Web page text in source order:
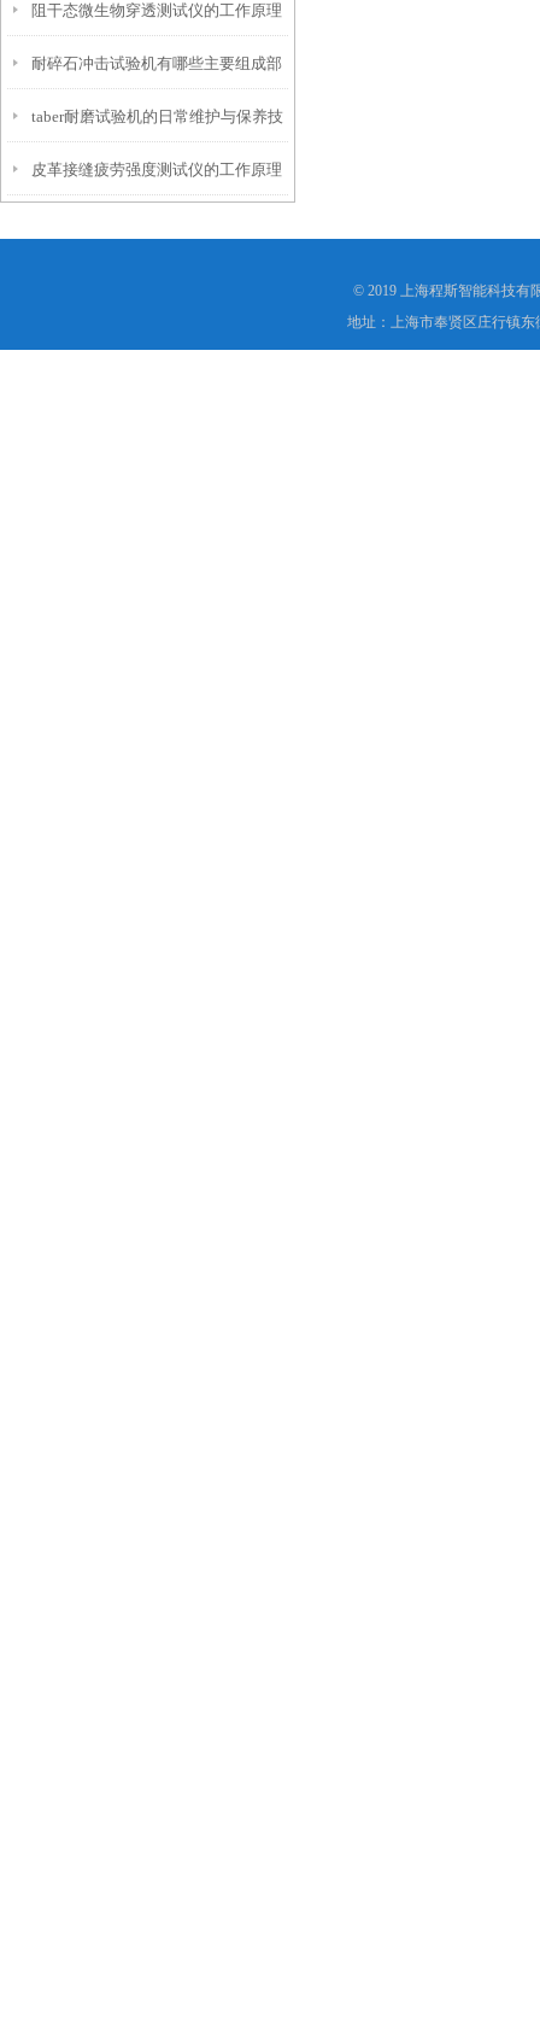
仪
阻干态微生物穿透测试仪的工作原理
解析
耐碎石冲击试验机有哪些主要组成部
分？
taber耐磨试验机的日常维护与保养技
巧
皮革接缝疲劳强度测试仪的工作原理
© 2019 上海程斯智能科技有
地址：上海市奉贤区庄行镇东